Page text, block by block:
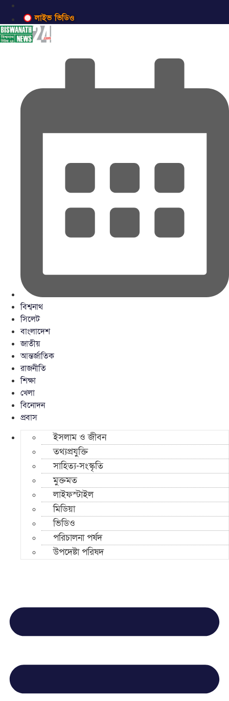
লাইভ ভিডিও
বিশ্বনাথ
সিলেট
বাংলাদেশ
জাতীয়
আন্তর্জাতিক
রাজনীতি
শিক্ষা
খেলা
বিনোদন
প্রবাস
ইসলাম ও জীবন
তথ্যপ্রযুক্তি
সাহিত্য-সংস্কৃতি
মুক্তমত
লাইফস্টাইল
মিডিয়া
ভিডিও
পরিচালনা পর্ষদ
উপদেষ্টা পরিষদ